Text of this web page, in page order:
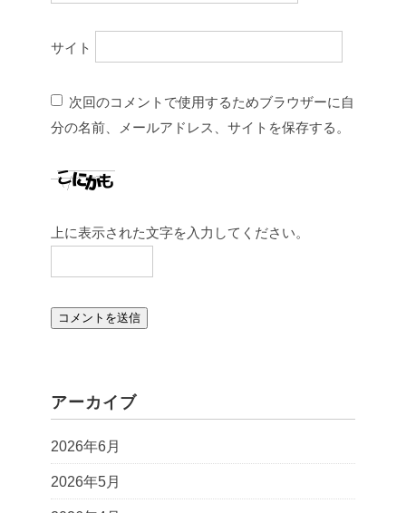
サイト
次回のコメントで使用するためブラウザーに自
分の名前、メールアドレス、サイトを保存する。
上に表示された文字を入力してください。
アーカイブ
2026年6月
2026年5月